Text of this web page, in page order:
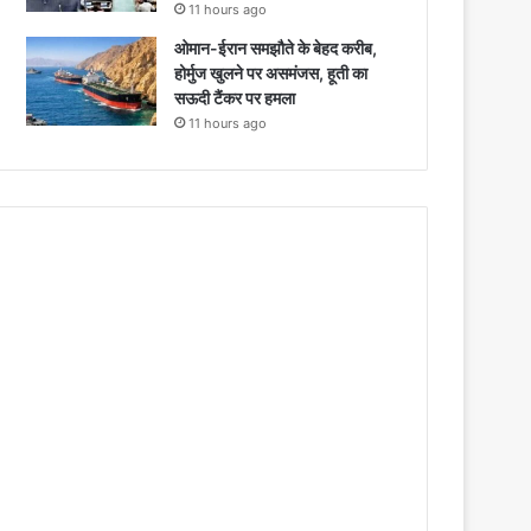
11 hours ago
ओमान-ईरान समझौते के बेहद करीब,
होर्मुज खुलने पर असमंजस, हूती का
सऊदी टैंकर पर हमला
11 hours ago